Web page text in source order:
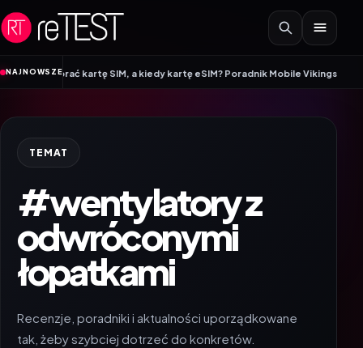
Przejdź do treści
NAJNOWSZE
wybrać kartę SIM, a kiedy kartę eSIM? Poradnik Mobile Vikings•Wracamy
TEMAT
#wentylatory z
odwróconymi
łopatkami
Recenzje, poradniki i aktualności uporządkowane
tak, żeby szybciej dotrzeć do konkretów.